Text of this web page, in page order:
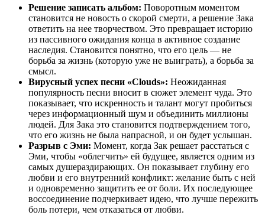
Решение записать альбом: Поворотным моментом
становится не новость о скорой смерти, а решение Зака
ответить на нее творчеством. Это превращает историю
из пассивного ожидания конца в активное создание
наследия. Становится понятно, что его цель — не
борьба за жизнь (которую уже не выиграть), а борьба за
смысл.
Вирусный успех песни «Clouds»: Неожиданная
популярность песни вносит в сюжет элемент чуда. Это
показывает, что искренность и талант могут пробиться
через информационный шум и объединить миллионы
людей. Для Зака это становится подтверждением того,
что его жизнь не была напрасной, и он будет услышан.
Разрыв с Эми: Момент, когда Зак решает расстаться с
Эми, чтобы «облегчить» ей будущее, является одним из
самых душераздирающих. Он показывает глубину его
любви и его внутренний конфликт: желание быть с ней
и одновременно защитить ее от боли. Их последующее
воссоединение подчеркивает идею, что лучше пережить
боль потери, чем отказаться от любви.